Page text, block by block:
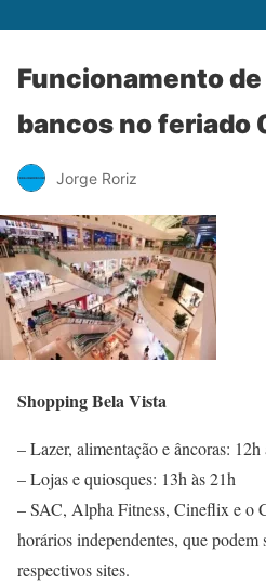
Funcionamento
bancos no feriado
Jorge Roriz
Shopping Bela Vista
– Lazer, alimentação e âncoras: 12h
– Lojas e quiosques: 13h às 21h
– SAC, Alpha Fitness, Cineflix e o
horários independentes, que podem
respectivos sites.